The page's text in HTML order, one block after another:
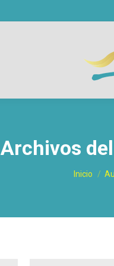
Archivos
Estás
Inicio